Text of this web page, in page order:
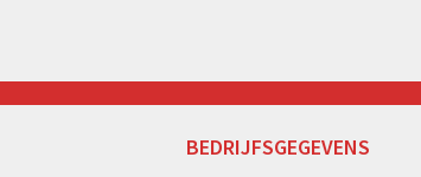
BEDRIJFSGEGEVENS